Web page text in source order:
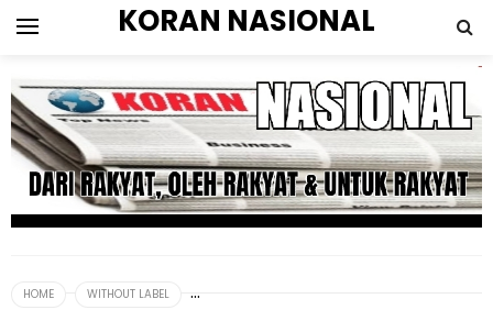
KORAN NASIONAL
HOME WITHOUT LABEL